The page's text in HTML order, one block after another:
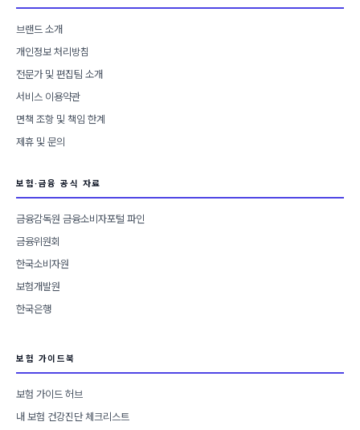
브랜드 소개
개인정보 처리방침
전문가 및 편집팀 소개
서비스 이용약관
면책 조항 및 책임 한계
제휴 및 문의
보험·금융 공식 자료
금융감독원 금융소비자포털 파인
금융위원회
한국소비자원
보험개발원
한국은행
보험 가이드북
보험 가이드 허브
내 보험 건강진단 체크리스트